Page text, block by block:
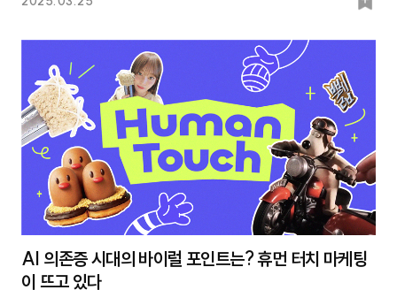
AI 의존증 시대의 바이럴 포인트는? 휴먼 터치 마케팅
이 뜨고 있다